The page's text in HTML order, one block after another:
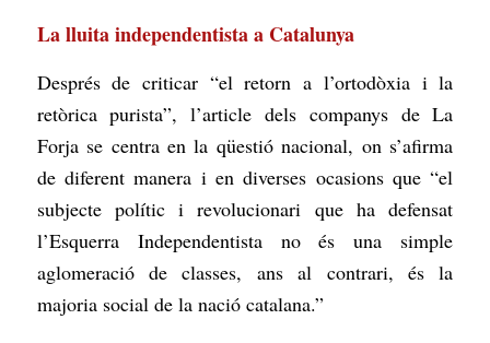
La lluita independentista a Catalunya
Després de criticar “el retorn a l’ortodòxia i la
retòrica purista”, l’article dels companys de La
Forja se centra en la qüestió nacional, on s’afirma
de diferent manera i en diverses ocasions que “el
subjecte polític i revolucionari que ha defensat
l’Esquerra Independentista no és una simple
aglomeració de classes, ans al contrari, és la
majoria social de la nació catalana.”